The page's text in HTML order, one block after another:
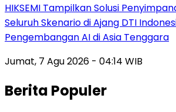
HIKSEMI Tampilkan Solusi
Seluruh Skenario di Ajang DTI
Pengembangan AI di Asia Tenggara
Jumat, 7 Agu 2026 - 04:14 WIB
Berita Populer